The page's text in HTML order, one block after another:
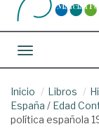
Toggle
Inicio Libros
España / Edad
política española